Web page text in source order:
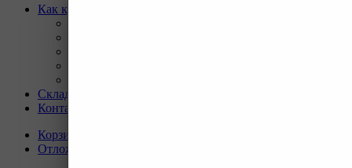
Как купить
Склады
Контакты
Корзина
Отложенные